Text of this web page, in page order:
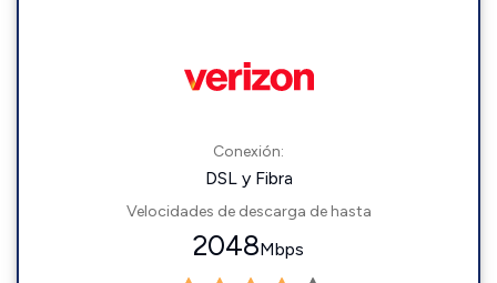
Conexión:
DSL y Fibra
Velocidades de descarga de hasta
2048Mbps